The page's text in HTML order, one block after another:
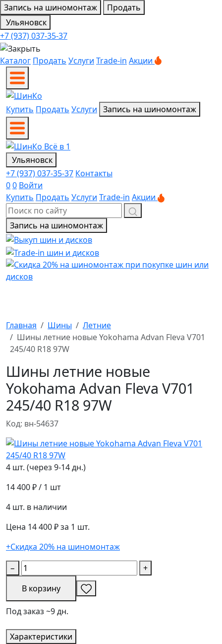
Запись на шиномонтаж
Продать
Ульяновск
+7 (937) 037-35-37
Каталог Продать Услуги Trade-in Акции
Купить Продать Услуги Запись на шиномонтаж
Ульяновск
+7 (937) 037-35-37 Контакты
00 Войти
Купить Продать Услуги Trade-in Акции
Запись на шиномонтаж
Главная Шины
Летние
Шины летние новые Yokohama Advan Fleva V701
245/40 R18 97W
Шины летние новые
Yokohama Advan Fleva V701
245/40 R18 97W
Код: вн-54637
4 шт. (через 9-14 дн.)
14 400 ₽/ 1 шт
4 шт. в наличии
Цена 14 400 ₽ за 1 шт.
+Скидка 20% на шиномонтаж
−
+
В корзину
Под заказ ~9 дн.
Характеристики